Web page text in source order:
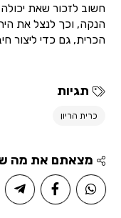
חשוב לזכור שאת
הנקה, וכך לנצל את
הכרית, גם כדי ליצור
תגיות
כרית הריון
מצאתם את מה